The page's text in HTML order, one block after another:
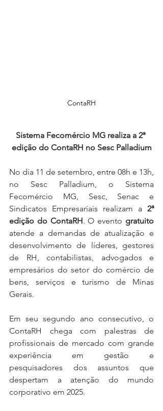
ContaRH
Sistema Fecomércio MG realiza a 2ª
edição do ContaRH no Sesc Palladium
No dia 11 de setembro, entre 08h e 13h,
no Sesc Palladium, o Sistema
Fecomércio MG, Sesc, Senac e
Sindicatos Empresariais realizam a 2ª
edição do ContaRH. O evento gratuito
atende a demandas de atualização e
desenvolvimento de líderes, gestores
de RH, contabilistas, advogados e
empresários do setor do comércio de
bens, serviços e turismo de Minas
Gerais.
Em seu segundo ano consecutivo, o
ContaRH chega com palestras de
profissionais de mercado com grande
experiência em gestão e
pesquisadores dos assuntos que
despertam a atenção do mundo
corporativo em 2025.